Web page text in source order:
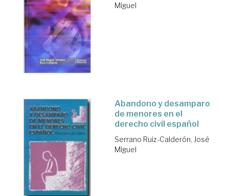
Miguel
Abandono y desamparo
de menores en el
derecho civil español
Serrano Ruiz-Calderón, José
Miguel